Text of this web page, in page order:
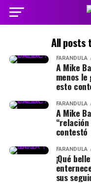
All posts
FARÁNDULA
A Mike
menos
esto
FARÁNDULA
A Mike
contestó
FARÁNDULA
¡Qué
sus